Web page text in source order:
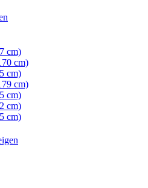
cm)
cm)
cm)
cm)
cm)
cm)
cm)